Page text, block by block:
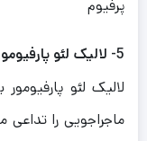
پرفیوم
5- لالیک لئو پارفیومور (Lalique L’Insoumis)
لالیک لئو
ماجراجویی را